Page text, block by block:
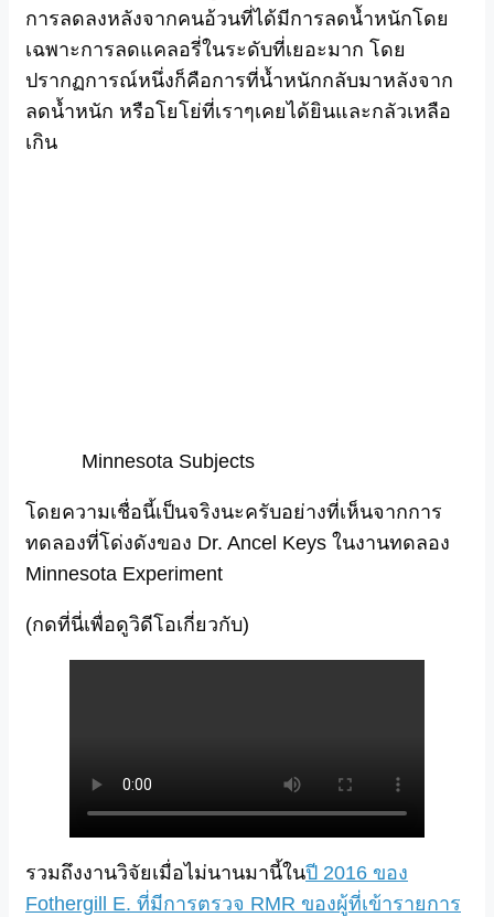
การลดลงหลังจากคนอ้วนที่ได้มีการลดน้ำหนักโดย
เฉพาะการลดแคลอรี่ในระดับที่เยอะมาก โดย
ปรากฏการณ์หนึ่งก็คือการที่น้ำหนักกลับมาหลังจาก
ลดน้ำหนัก หรือโยโย่ที่เราๆเคยได้ยินและกลัวเหลือ
เกิน
Minnesota Subjects
โดยความเชื่อนี้เป็นจริงนะครับอย่างที่เห็นจากการ
ทดลองที่โด่งดังของ Dr. Ancel Keys ในงานทดลอง
Minnesota Experiment
(กดที่นี่เพื่อดูวิดีโอเกี่ยวกับ)
รวมถึงงานวิจัยเมื่อไม่นานมานี้ในปี 2016 ของ
Fothergill E. ที่มีการตรวจ RMR ของผู้ที่เข้ารายการ